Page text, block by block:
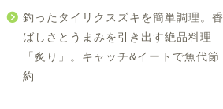
釣ったタイリクスズキを簡単調理。香
ばしさとうまみを引き出す絶品料理
「炙り」。キャッチ&イートで魚代節
約